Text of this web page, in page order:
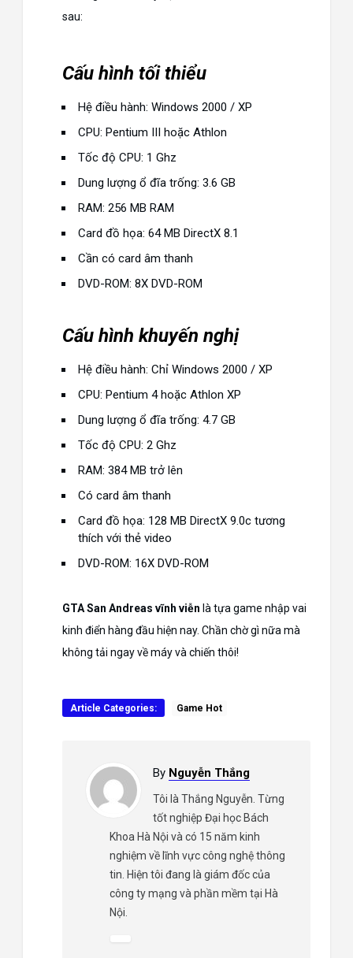
sau:
Cấu hình tối thiểu
Hệ điều hành: Windows 2000 / XP
CPU: Pentium III hoặc Athlon
Tốc độ CPU: 1 Ghz
Dung lượng ổ đĩa trống: 3.6 GB
RAM: 256 MB RAM
Card đồ họa: 64 MB DirectX 8.1
Cần có card âm thanh
DVD-ROM: 8X DVD-ROM
Cấu hình khuyến nghị
Hệ điều hành: Chỉ Windows 2000 / XP
CPU: Pentium 4 hoặc Athlon XP
Dung lượng ổ đĩa trống: 4.7 GB
Tốc độ CPU: 2 Ghz
RAM: 384 MB trở lên
Có card âm thanh
Card đồ họa: 128 MB DirectX 9.0c tương
thích với thẻ video
DVD-ROM: 16X DVD-ROM
GTA San Andreas vĩnh viễn là tựa game nhập vai
kinh điển hàng đầu hiện nay. Chần chờ gì nữa mà
không tải ngay về máy và chiến thôi!
Article Categories: Game Hot
By Nguyễn Thắng
Tôi là Thắng Nguyễn. Từng
tốt nghiệp Đại học Bách
Khoa Hà Nội và có 15 năm kinh
nghiệm về lĩnh vực công nghệ thông
tin. Hiện tôi đang là giám đốc của
công ty mạng và phần mềm tại Hà
Nội.